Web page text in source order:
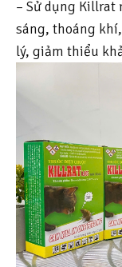
– Sử dụng Killrat
sáng, thoáng
lý, giảm thiểu